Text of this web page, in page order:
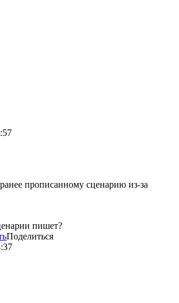
прописанному сценарию из-за
пишет?
Поделиться